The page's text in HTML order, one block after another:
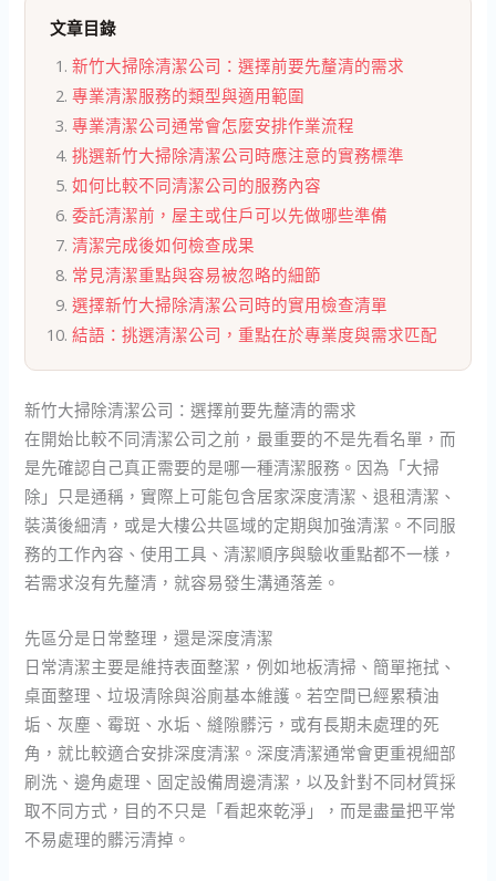
文章目錄
新竹大掃除清潔公司：選擇前要先釐清的需求
專業清潔服務的類型與適用範圍
專業清潔公司通常會怎麼安排作業流程
挑選新竹大掃除清潔公司時應注意的實務標準
如何比較不同清潔公司的服務內容
委託清潔前，屋主或住戶可以先做哪些準備
清潔完成後如何檢查成果
常見清潔重點與容易被忽略的細節
選擇新竹大掃除清潔公司時的實用檢查清單
結語：挑選清潔公司，重點在於專業度與需求匹配
新竹大掃除清潔公司：選擇前要先釐清的需求
在開始比較不同清潔公司之前，最重要的不是先看名單，而
是先確認自己真正需要的是哪一種清潔服務。因為「大掃
除」只是通稱，實際上可能包含居家深度清潔、退租清潔、
裝潢後細清，或是大樓公共區域的定期與加強清潔。不同服
務的工作內容、使用工具、清潔順序與驗收重點都不一樣，
若需求沒有先釐清，就容易發生溝通落差。
先區分是日常整理，還是深度清潔
日常清潔主要是維持表面整潔，例如地板清掃、簡單拖拭、
桌面整理、垃圾清除與浴廁基本維護。若空間已經累積油
垢、灰塵、霉斑、水垢、縫隙髒污，或有長期未處理的死
角，就比較適合安排深度清潔。深度清潔通常會更重視細部
刷洗、邊角處理、固定設備周邊清潔，以及針對不同材質採
取不同方式，目的不只是「看起來乾淨」，而是盡量把平常
不易處理的髒污清掉。